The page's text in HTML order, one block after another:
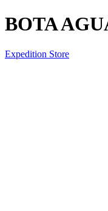
BOTA
Expedition Store